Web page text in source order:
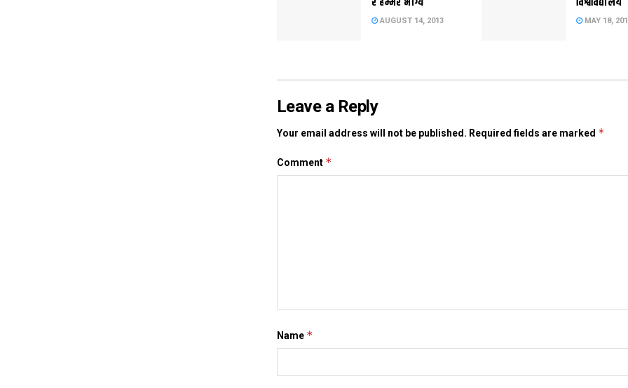
AUGUST 14, 2013 MAY 18,
Leave a Reply
Your email address will not be published. Required fields are marked *
Comment *
Name *